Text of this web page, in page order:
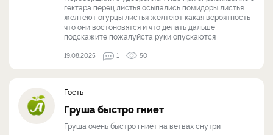
гектара перец листья осыпались помидоры листья
желтеют огурцы листья желтеют какая вероятность
что они востоновятся и что делать дальше
подскажите пожалуйста руки опускаются
19.08.2025 1 50
Гость
Груша быстро гниет
Груша очень быстро гниёт на ветвах снутри